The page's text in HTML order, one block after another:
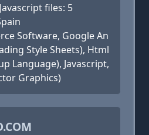
files: 5
Software, Google An
Style Sheets), Html
Language), Javascript,
Graphics)